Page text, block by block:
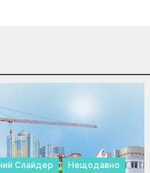
Слайдер Нещодавно